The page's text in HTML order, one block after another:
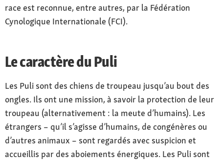
race est reconnue, entre autres, par la Fédération
Cynologique Internationale (FCI).
Le caractère du Puli
Les Puli sont des chiens de troupeau jusqu’au bout des
ongles. Ils ont une mission, à savoir la protection de leur
troupeau (alternativement : la meute d’humains). Les
étrangers – qu’il s’agisse d’humains, de congénères ou
d’autres animaux – sont regardés avec suspicion et
accueillis par des aboiements énergiques. Les Puli sont